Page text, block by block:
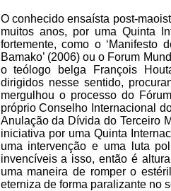
O conhecido ensaísta post-
muitos anos, por uma Quinta
fortemente, como o ‘Manifesto
Bamako’ (2006) ou o Forum
o teólogo belga François
dirigidos nesse sentido,
mergulhou o processo do
próprio Conselho Internacional
Anulação da Dívida do Terceiro
iniciativa por uma Quinta
uma intervenção e uma luta
invencíveis a isso, então é
uma maneira de romper o
eterniza de forma paralizante no